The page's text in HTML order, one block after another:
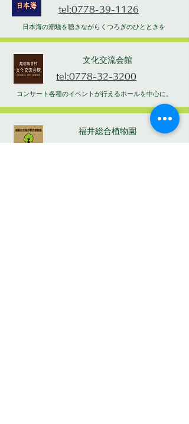
tel:0778-39-1126
日本海の潮騒を聴きながらくつろぎのひとときを
文化交流会館
tel:0778-32-3200
コンサート各種のイベントが行えるホールを中心に。
福井総合植物園